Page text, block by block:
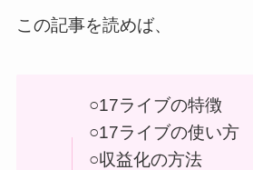
この記事を読めば、
○17ライブの特徴
○17ライブの使い方
○収益化の方法